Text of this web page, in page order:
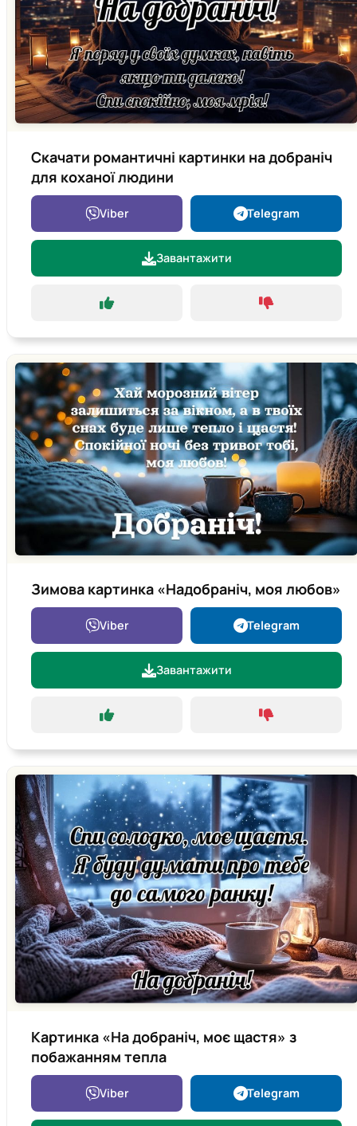
Скачати романтичні картинки на добраніч
для коханої людини
Viber Telegram
Завантажити
Зимова картинка «Надобраніч, моя любов»
Viber Telegram
Завантажити
Картинка «На добраніч, моє щастя» з
побажанням тепла
Viber Telegram